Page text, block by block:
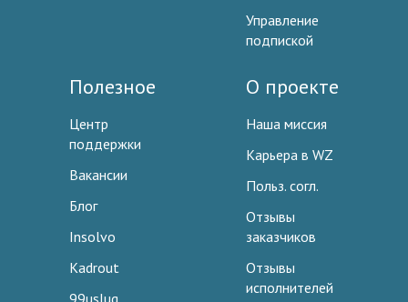
Управление
подпиской
Полезное
Центр
поддержки
Вакансии
Блог
Insolvo
Kadrout
О проекте
Наша миссия
Карьера в WZ
Польз. согл.
Отзывы
заказчиков
Отзывы
исполнителей